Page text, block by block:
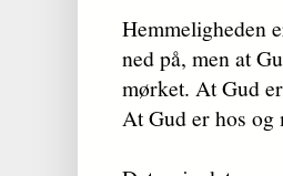
Hemmeligheden
ned på, men at
mørket. At Gud
At Gud er hos og